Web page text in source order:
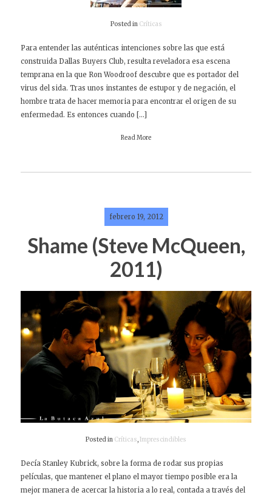
Posted in Críticas
Para entender las auténticas intenciones sobre las que está
construida Dallas Buyers Club, resulta reveladora esa escena
temprana en la que Ron Woodroof descubre que es portador del
virus del sida. Tras unos instantes de estupor y de negación, el
hombre trata de hacer memoria para encontrar el origen de su
enfermedad. Es entonces cuando […]
Read More
febrero 19, 2012
Shame (Steve McQueen,
2011)
Posted in Críticas,Imprescindibles
Decía Stanley Kubrick, sobre la forma de rodar sus propias
películas, que mantener el plano el mayor tiempo posible era la
mejor manera de acercar la historia a lo real, contada a través del